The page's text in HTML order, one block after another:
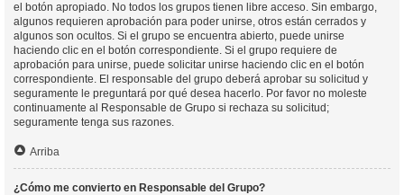
el botón apropiado. No todos los grupos tienen libre acceso. Sin embargo,
algunos requieren aprobación para poder unirse, otros están cerrados y
algunos son ocultos. Si el grupo se encuentra abierto, puede unirse
haciendo clic en el botón correspondiente. Si el grupo requiere de
aprobación para unirse, puede solicitar unirse haciendo clic en el botón
correspondiente. El responsable del grupo deberá aprobar su solicitud y
seguramente le preguntará por qué desea hacerlo. Por favor no moleste
continuamente al Responsable de Grupo si rechaza su solicitud;
seguramente tenga sus razones.
Arriba
¿Cómo me convierto en Responsable del Grupo?